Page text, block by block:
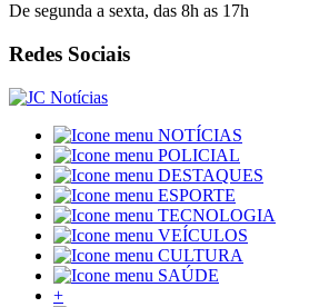
De segunda a sexta, das 8h as 17h
Redes Sociais
NOTÍCIAS
POLICIAL
DESTAQUES
ESPORTE
TECNOLOGIA
VEÍCULOS
CULTURA
SAÚDE
+